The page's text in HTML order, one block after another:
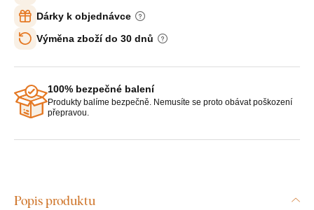
Dárky k objednávce
Výměna zboží do 30 dnů
100% bezpečné balení
Produkty balíme bezpečně. Nemusíte se proto obávat poškození
přepravou.
Popis produktu